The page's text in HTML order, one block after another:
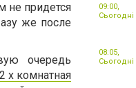
не придется
же после
очередь
2 х комнатная
09:00,
Сьогодні
08:05,
Сьогодні